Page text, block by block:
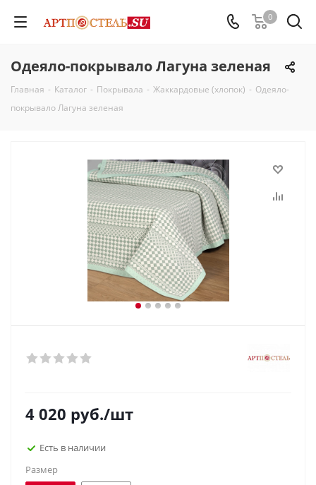
0
Одеяло-покрывало Лагуна зеленая
Главная - Каталог - Покрывала - Жаккардовые (хлопок) - Одеяло-
покрывало Лагуна зеленая
4 020 руб./шт
Есть в наличии
Размер